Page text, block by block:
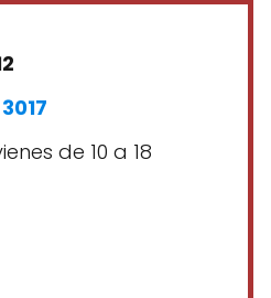
de 10 a 18